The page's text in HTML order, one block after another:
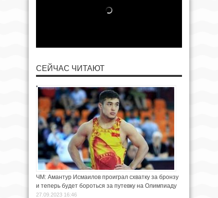
СЕЙЧАС ЧИТАЮТ
ЧМ: Амантур Исмаилов проиграл схватку за бронзу
и теперь будет бороться за путевку на Олимпиаду
27.09.2023 16:46